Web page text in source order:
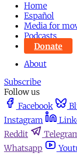
Home
Español
Media for
Podcasts
Donate
About
Subscribe
Follow us
Facebook
Instagram
Reddit
Whatsapp